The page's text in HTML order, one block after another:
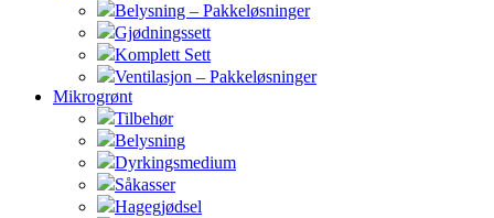
Belysning – Pakkeløsninger
Gjødningssett
Komplett Sett
Ventilasjon – Pakkeløsninger
Mikrogrønt
Tilbehør
Belysning
Dyrkingsmedium
Såkasser
Hagegjødsel